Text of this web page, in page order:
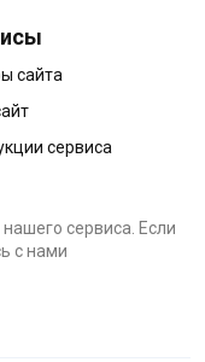
сайта
сервиса
сервиса. Если
с нами